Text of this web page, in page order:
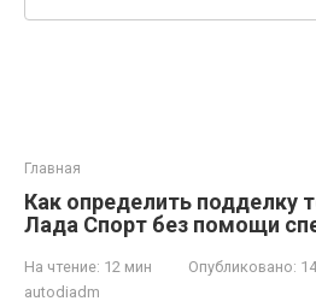
Главная
Как определить подделку
Лада Спорт без помощи
На чтение: 12 мин Опубликовано:
autodiadm